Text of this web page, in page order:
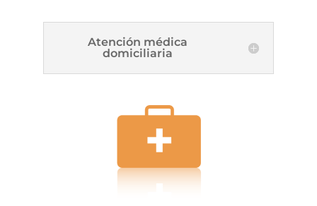
Atención médica
domiciliaria